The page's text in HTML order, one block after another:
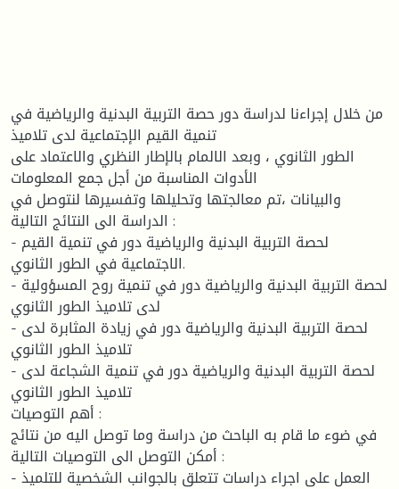
من خلال إجراءنا لدراسة دور حصة التربية البدنية والرياضية في
تنمية القيم الإجتماعية لدى تلاميذ
الطور الثانوي ، وبعد الالمام بالإطار النظري والاعتماد على
الأدوات المناسبة من أجل جمع المعلومات
والبيانات ،تم معالجتها وتحليلها وتفسيرها لنتوصل في
الدراسة الى النتائج التالية :
- لحصة التربية البدنية والرياضية دور في تنمية القيم
الاجتماعية في الطور الثانوي.
- لحصة التربية البدنية والرياضية دور في تنمية روح المسؤولية
لدى تلاميذ الطور الثانوي
- لحصة التربية البدنية والرياضية دور في زيادة المثابرة لدى
تلاميذ الطور الثانوي
- لحصة التربية البدنية والرياضية دور في تنمية الشجاعة لدى
تلاميذ الطور الثانوي
أهم التوصيات :
في ضوء ما قام به الباحث من دراسة وما توصل اليه من نتائج
أمكن التوصل الى التوصيات التالية :
- العمل على اجراء دراسات تتعلق بالجوانب الشخصية للتلميذ